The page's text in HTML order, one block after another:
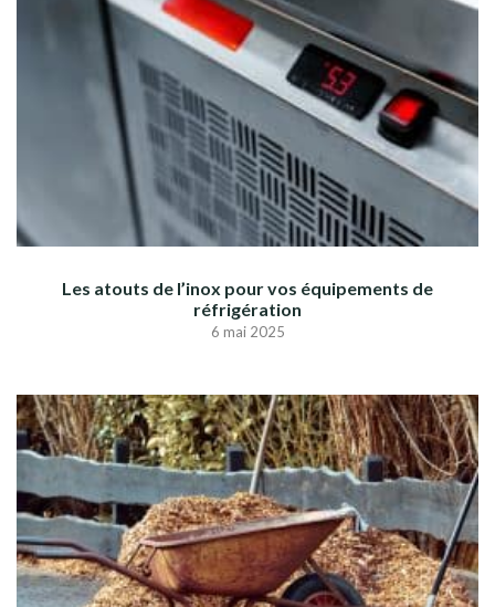
Les atouts de l’inox pour vos équipements de
réfrigération
6 mai 2025